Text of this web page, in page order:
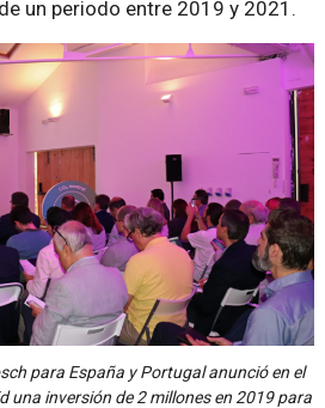
un periodo entre 2019 y 2021.
para España y Portugal anunció en el
una inversión de 2 millones en 2019 para